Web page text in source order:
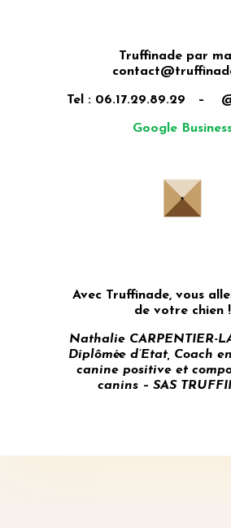
Truffinade par
Tel : 06.17.29.89.29 –
Google
Avec Truffinade, vous
de votre chien !
Nathalie CARPENTIER-
Diplômée d’Etat, Coach
canine positive et
canins – SAS